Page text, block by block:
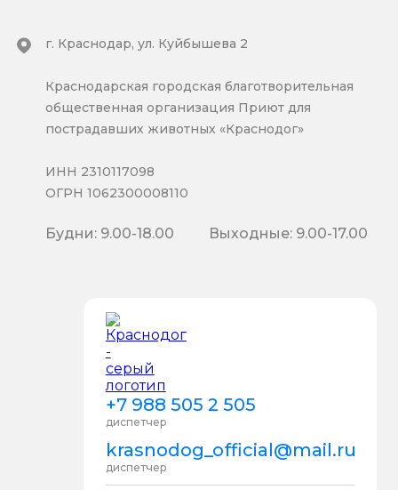
+7 988 505 2 505
диспетчер
krasnodog_official@mail.ru
диспетчер
г. Краснодар, ул. Куйбышева 2
Краснодарская городская благотворительная
общественная организация Приют для
пострадавших животных «Краснодог»
ИНН 2310117098
ОГРН 1062300008110
Будни: 9.00-18.00 Выходные: 9.00-17.00